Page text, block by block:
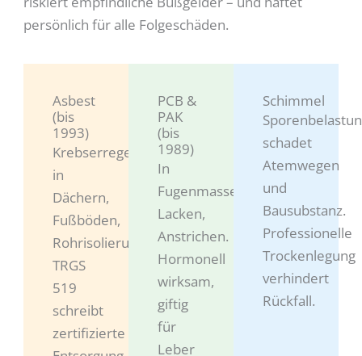
persönlich für alle Folgeschäden.
Asbest
(bis
1993)
Krebserregend,
in
Dächern,
Fußböden,
Rohrisolierungen.
TRGS
519
schreibt
zertifizierte
PCB &
PAK
(bis
1989)
In
Fugenmassen,
Lacken,
Anstrichen.
Hormonell
wirksam,
giftig
für
Leber
Schimmel
schadet
Atemwegen
und
Bausubstanz.
Professionelle
Trockenlegung
verhindert
Rückfall.